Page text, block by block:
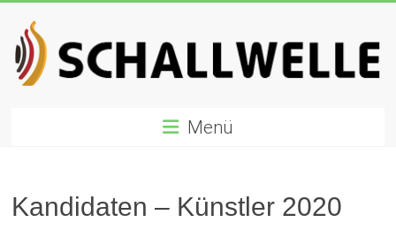
Inhalt
springen
Schallwelle
Preis
für
Menü
Kandidaten – Künstler 2020